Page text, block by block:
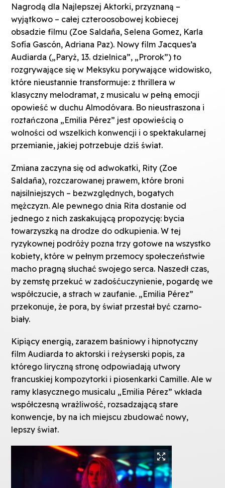
Nagrodą dla Najlepszej Aktorki, przyznaną –
wyjątkowo – całej czteroosobowej kobiecej
obsadzie filmu (Zoe Saldaña, Selena Gomez, Karla
Sofía Gascón, Adriana Paz). Nowy film Jacques’a
Audiarda („Paryż, 13. dzielnica”, „Prorok”) to
rozgrywające się w Meksyku porywające widowisko,
które nieustannie transformuje: z thrillera w
klasyczny melodramat, z musicalu w pełną emocji
opowieść w duchu Almodóvara. Bo nieustraszona i
roztańczona „Emilia Pérez” jest opowieścią o
wolności od wszelkich konwencji i o spektakularnej
przemianie, jakiej potrzebuje dziś świat.
Zmiana zaczyna się od adwokatki, Rity (Zoe
Saldaña), rozczarowanej prawem, które broni
najsilniejszych – bezwzględnych, bogatych
mężczyzn. Ale pewnego dnia Rita dostanie od
jednego z nich zaskakującą propozycję: bycia
towarzyszką na drodze do odkupienia. W tej
ryzykownej podróży pozna trzy gotowe na wszystko
kobiety, które w pełnym przemocy społeczeństwie
macho pragną słuchać swojego serca. Naszedł czas,
by zemstę przekuć w zadośćuczynienie, pogardę we
współczucie, a strach w zaufanie. „Emilia Pérez”
przekonuje, że pora, by świat przestał być czarno-
biały.
Kipiący energią, zarazem baśniowy i hipnotyczny
film Audiarda to aktorski i reżyserski popis, za
którego liryczną stronę odpowiadają utwory
francuskiej kompozytorki i piosenkarki Camille. Ale w
ramy klasycznego musicalu „Emilia Pérez” wkłada
współczesną wrażliwość, rozsadzającą stare
konwencje, by na ich miejscu zbudować nowy,
lepszy świat.